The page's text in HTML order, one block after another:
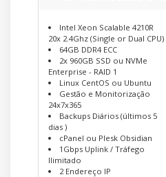
Intel Xeon Scalable 4210R
20x 2.4Ghz (Single or Dual CPU)
64GB DDR4 ECC
2x 960GB SSD ou NVMe
Enterprise - RAID 1
Linux CentOS ou Ubuntu
Gestão e Monitorização
24x7x365
Backups Diários (últimos 5
dias )
cPanel ou Plesk Obsidian
1Gbps Uplink / Tráfego
Ilimitado
2 Endereço IP